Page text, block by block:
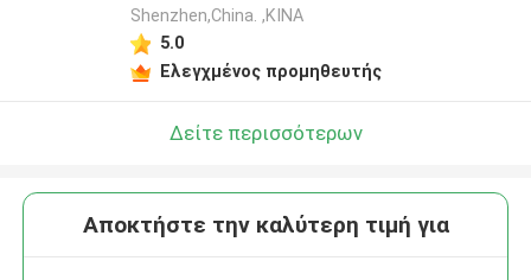
Shenzhen,China. ,ΚΙΝΑ
5.0
Ελεγχμένος προμηθευτής
Δείτε περισσότερων
Αποκτήστε την καλύτερη τιμή για